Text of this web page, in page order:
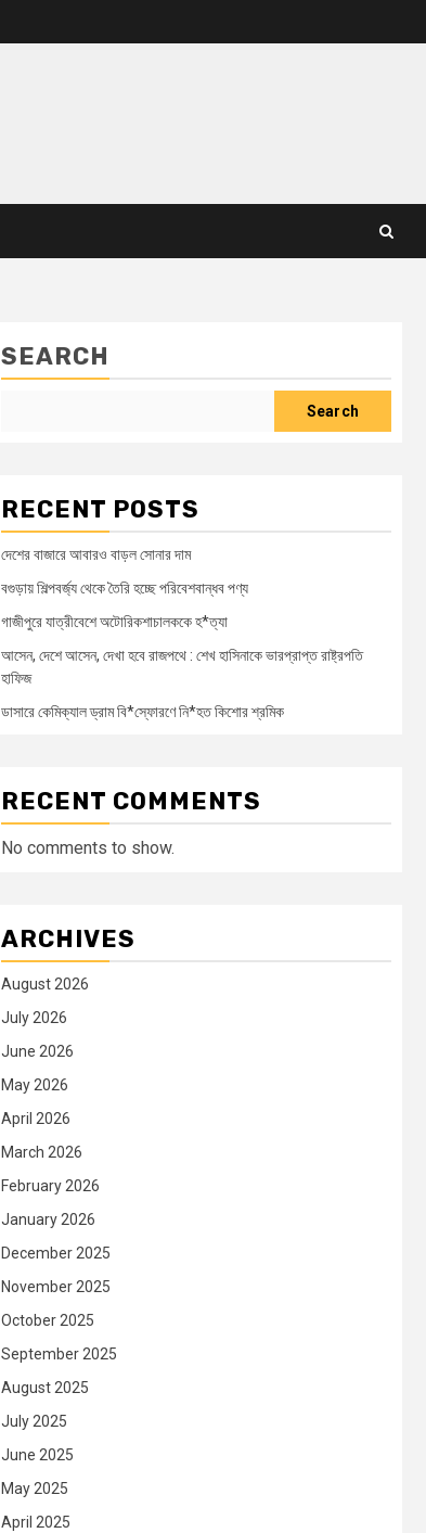
SEARCH
Search
RECENT POSTS
দেশের বাজারে আবারও বাড়ল সোনার দাম
বগুড়ায় শিল্পবর্জ্য থেকে তৈরি হচ্ছে পরিবেশবান্ধব পণ্য
গাজীপুরে যাত্রীবেশে অটোরিকশাচালককে হ*ত্যা
আসেন, দেশে আসেন, দেখা হবে রাজপথে : শেখ হাসিনাকে ভারপ্রাপ্ত রাষ্ট্রপতি
হাফিজ
ডাসারে কেমিক্যাল ড্রাম বি*স্ফোরণে নি*হত কিশোর শ্রমিক
RECENT COMMENTS
No comments to show.
ARCHIVES
August 2026
July 2026
June 2026
May 2026
April 2026
March 2026
February 2026
January 2026
December 2025
November 2025
October 2025
September 2025
August 2025
July 2025
June 2025
May 2025
April 2025